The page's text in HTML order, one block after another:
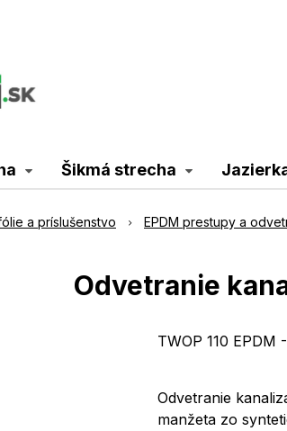
Šikmá strecha
a príslušenstvo EPDM prestupy a
Odvetranie
TWOP 110 EPDM
Odvetranie
manžeta zo